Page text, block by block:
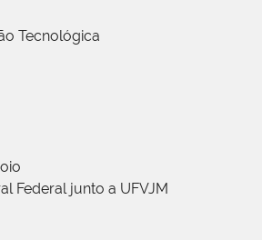
Tecnológica
Federal junto a UFVJM